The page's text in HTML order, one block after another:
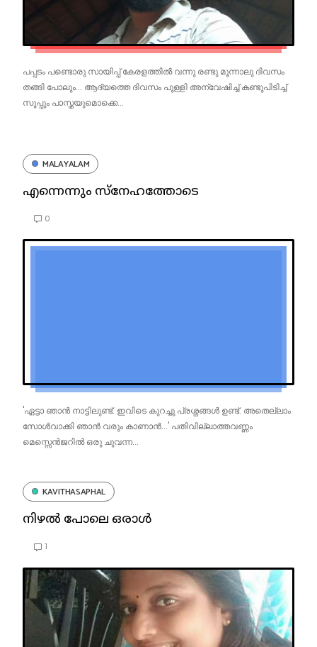
പപ്പടം പണ്ടൊരു സായിപ്പ് കേരളത്തിൽ വന്നു രണ്ടു മൂന്നാലു ദിവസം
തങ്ങി പോലും... ആദ്യത്തെ ദിവസം പുള്ളി അന്വേഷിച്ച് കണ്ടുപിടിച്ച്
സൂപ്പും പാസ്തയുമൊക്കെ...
MALAYALAM
എന്നെന്നും സ്നേഹത്തോടെ
0
'ഏട്ടാ ഞാൻ നാട്ടിലുണ്ട്. ഇവിടെ കുറച്ചു പ്രശ്നങ്ങൾ ഉണ്ട്. അതെല്ലാം
സോൾവാക്കി ഞാൻ വരും കാണാൻ...' പതിവില്ലാത്തവണ്ണം
മെസ്സെൻജറിൽ ഒരു ചുവന്ന...
KAVITHASAPHAL
നിഴൽ പോലെ ഒരാൾ
1